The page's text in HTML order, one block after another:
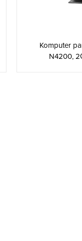
Komputer
N4200,